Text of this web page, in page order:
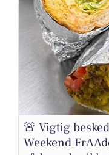
🚨 Vigtig
Weekend